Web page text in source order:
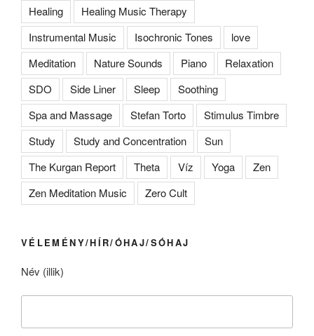
Healing
Healing Music Therapy
Instrumental Music
Isochronic Tones
love
Meditation
Nature Sounds Piano
Relaxation
SDO
Side Liner Sleep
Soothing
Spa and Massage
Stefan Torto
Stimulus Timbre
Study
Study and Concentration
Sun
The Kurgan Report
Theta Víz Yoga
Zen
Zen Meditation Music
Zero Cult
VÉLEMÉNY/HÍR/ÓHAJ/SÓHAJ
Név (illik)